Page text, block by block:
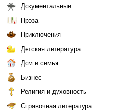
Документальные
Проза
Приключения
Детская литература
Дом и семья
Бизнес
Религия и духовность
Справочная литература